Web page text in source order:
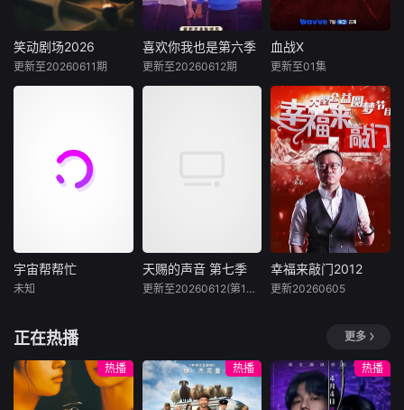
被强制卷入多重游
戏世界，他们将在
密逃基地与密室副
本之间穿梭，寻找
亦要博弈较量，最
终谁能成功逃离？
无限流世界的真相
你的想象······
自身极限，扭转命
运，赢得这场关乎
智慧与勇气的终极
考验2025年10月2
笑动剧场2026
更新至20260611期
喜欢你我也是第六季
意、了解彼此，一
起期待这场旅途中
喜欢你我也是第六季
更新至20260612期
血战X
박지민
一场极限生存
游戏，在脑力和体
力最强的玩家之间
回归团战
血战X
更新至01集
宇宙帮帮忙
一档文具经营类综
艺，节目召集六位
青春 活泼 有趣的艺
人，他们将先在开
文具店的过程中，
宇宙帮帮忙
未知
天赐的声音 第七季
天赐的声音 第七季
更新至20260612(第1期纯享)
幸福来敲门2012
天津卫视大型公益
圆梦类栏目《幸福
来敲门》，每期节
目请出4位嘉宾说
幸福来敲门2012
更新20260605
正在热播 更多
热播 热播 热播